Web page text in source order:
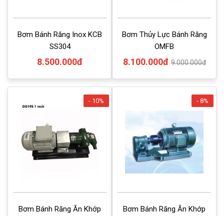
Bơm Bánh Răng Inox KCB
SS304
8.500.000đ
Bơm Thủy Lực Bánh Răng
OMFB
8.100.000đ 9.000.000đ
- 10%
Bơm Bánh Răng Ăn Khớp
- 8%
Bơm Bánh Răng Ăn Khớp